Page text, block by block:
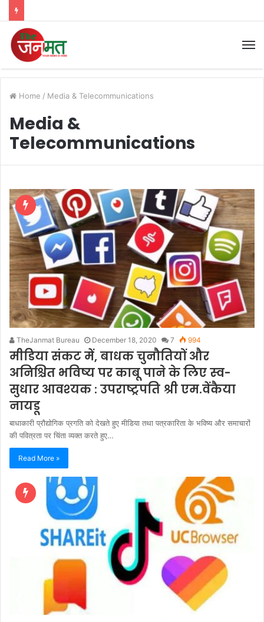
Home / Media & Telecommunications
Media &
Telecommunications
TheJanmat Bureau December 18, 2020 7 994
मीडिया संकट में, बाधक चुनौतियों और
अनिश्चित भविष्‍य पर काबू पाने के लिए स्‍व-
सुधार आवश्‍यक : उपराष्‍ट्रपति श्री एम.वेंकैया
नायडू
बाधाकारी प्रौद्योगिक प्रगति को देखते हुए मीडिया तथा पत्रकारिता के भविष्‍य और समाचारों
की पवित्रता पर चिंता व्‍यक्‍त करते हुए…
Read More »